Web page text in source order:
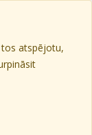
atspējotu,